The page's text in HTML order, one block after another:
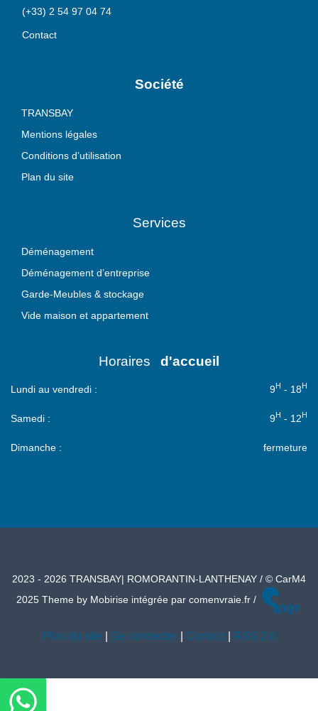
(+33) 2 54 97 04 74
Contact
Société
TRANSBAY
Mentions légales
Conditions d’utilisation
Plan du site
Services
Déménagement
Déménagement d’entreprise
Garde-Meubles & stockage
Vide maison et appartement
Horaires d'accueil
Lundi au vendredi : 9H - 18H
Samedi : 9H - 12 H
Dimanche : fermeture
2023 - 2026 TRANSBAY| ROMORANTIN-LANTHENAY / © CarM4
2025 Theme by Mobirise intégrée par comenvraie.fr /
Plan du site Se connecter| Contact| RSS 2.0